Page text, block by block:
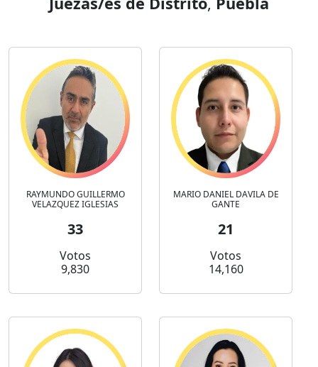
RAYMUNDO GUILLERMO
VELAZQUEZ IGLESIAS
33
Votos
9,830
MARIO DANIEL DAVILA DE
GANTE
21
Votos
14,160